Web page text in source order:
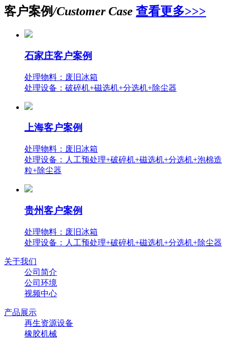
客户案例/Customer Case 查看更多>>>
石家庄客户案例
处理物料：废旧冰箱
处理设备：破碎机+磁选机+分选机+除尘器
上海客户案例
处理物料：废旧冰箱
处理设备：人工预处理+破碎机+磁选机+分选机+泡棉造
粒+除尘器
贵州客户案例
处理物料：废旧冰箱
处理设备：人工预处理+破碎机+磁选机+分选机+除尘器
关于我们
公司简介
公司环境
视频中心
产品展示
再生资源设备
橡胶机械